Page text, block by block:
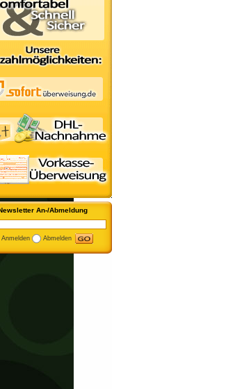
An-/Abmeldung
Anmelden Abmelden